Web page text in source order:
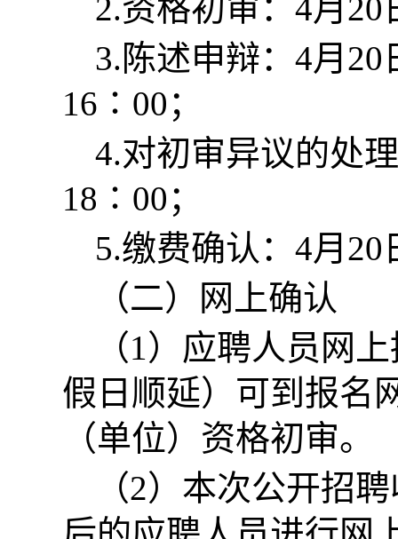
2.资格初审：4月
3.陈述申辩：4月
16∶00；
4.对初审异议的处
18∶00；
5.缴费确认：4月
（二）网上确认
（1）应聘人员网
假日顺延）可到报名
（单位）资格初审。
（2）本次公开招